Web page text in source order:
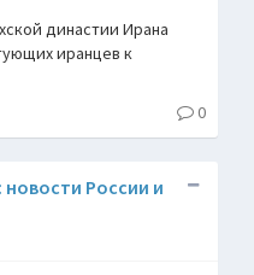
династии Ирана
иранцев к
0
России и